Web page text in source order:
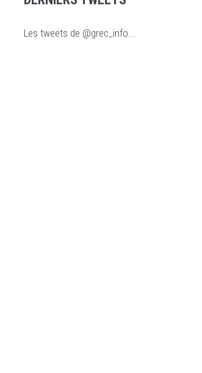
Les tweets de @grec_info...